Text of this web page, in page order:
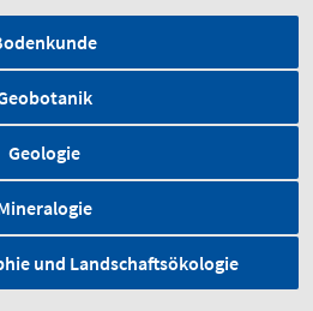
Geologie
und Landschaftsökologie